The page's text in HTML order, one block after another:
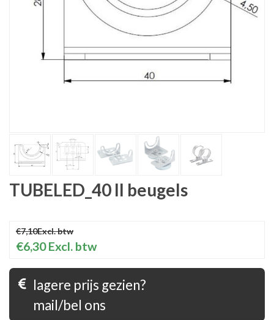
TUBELED_40 II beugels
€7,10Excl. btw
€6,30Excl. btw
lagere prijs gezien?
mail/bel ons